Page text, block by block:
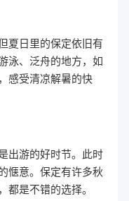
夏日里的保定依旧有
泳、泛舟的地方，如
感受清凉解暑的快
出游的好时节。此时
惬意。保定有许多秋
是不错的选择。